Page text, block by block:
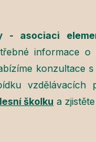
- asociaci
informace
konzultace
vzdělávacích
školku a